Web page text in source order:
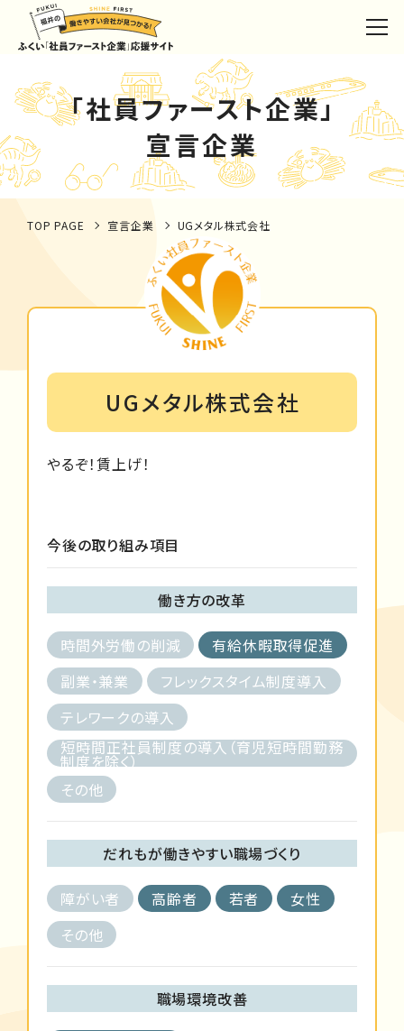
「社員ファースト企業」
宣言企業
TOP PAGE 宣言企業 UGメタル株式会社
UGメタル株式会社
やるぞ！賃上げ！
今後の取り組み項目
働き方の改革
時間外労働の削減
有給休暇取得促進
副業・兼業
フレックスタイム制度導入
テレワークの導入
短時間正社員制度の導入（育児短時間勤務
制度を除く）
その他
だれもが働きやすい職場づくり
障がい者 高齢者 若者
女性
その他
職場環境改善